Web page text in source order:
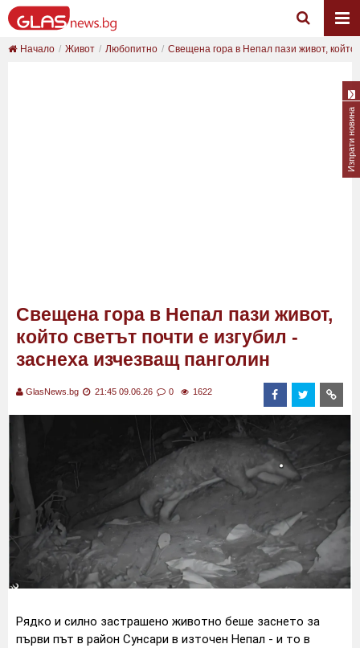
Начало Живот Любопитно Свещена гора в Непал пази живот, който
Свещена гора в Непал пази живот,
който светът почти е изгубил -
заснеха изчезващ панголин
GlasNews.bg 21:45 09.06.26 0 1622
Рядко и силно застрашено животно беше заснето за
първи път в район Сунсари в източен Непал - и то в
Изпрати новина